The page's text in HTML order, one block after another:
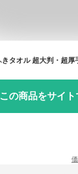
この商品をサイト